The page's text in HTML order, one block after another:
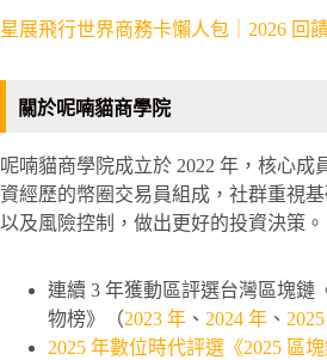
星展飛行世界商務卡懶人包｜2026 回
關於呢喃貓商學院
呢喃貓商學院成立於 2022 年，核心成
資經歷的幣圈交易員組成，社群重視
以及風險控制，做出更好的投資決策。
連續 3 年獲動區評選台灣區塊鏈
物榜》（2023 年 、 2024 年 、
2025 年數位時代評選《2025 區塊